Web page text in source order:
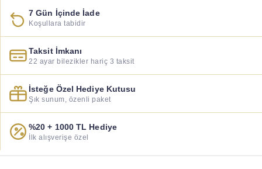
7 Gün İçinde İade
Koşullara tabidir
Taksit İmkanı
22 ayar bilezikler hariç 3 taksit
İsteğe Özel Hediye Kutusu
Şık sunum, özenli paket
%20 + 1000 TL Hediye
İlk alışverişe özel